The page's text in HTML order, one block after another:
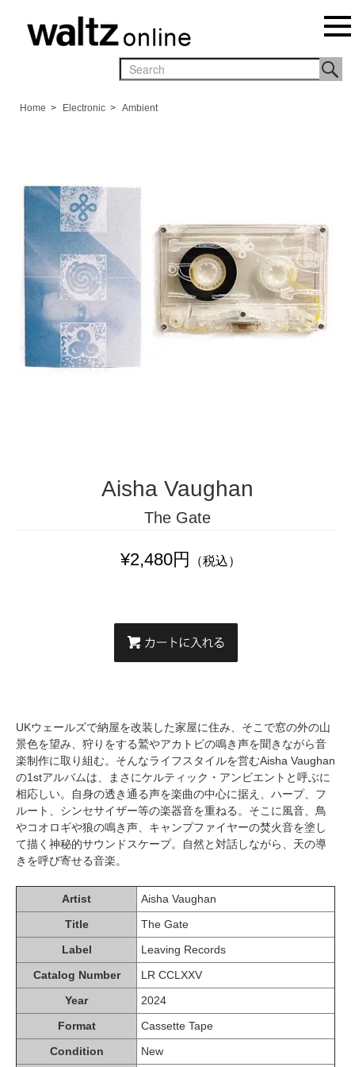
Home > Electronic > Ambient
Aisha Vaughan
The Gate
¥2,480円 （税込）
UKウェールズで納屋を改装した家屋に住み、そこで窓の外の山
景色を望み、狩りをする鷲やアカトビの鳴き声を聞きながら音
楽制作に取り組む。そんなライフスタイルを営むAisha Vaughan
の1stアルバムは、まさにケルティック・アンビエントと呼ぶに
相応しい。自身の透き通る声を楽曲の中心に据え、ハープ、フ
ルート、シンセサイザー等の楽器音を重ねる。そこに風音、鳥
やコオロギや狼の鳴き声、キャンプファイヤーの焚火音を塗し
て描く神秘的サウンドスケープ。自然と対話しながら、天の導
きを呼び寄せる音楽。
Artist
Aisha Vaughan
Title
The Gate
Label
Leaving Records
Catalog Number
LR CCLXXV
Year
2024
Format
Cassette Tape
Condition
New